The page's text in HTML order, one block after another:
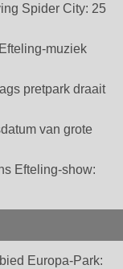
Spider City: 25
muziek
pretpark draait
van grote
Efteling-show:
Europa-Park: